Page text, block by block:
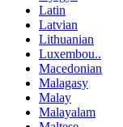
Latin
Latvian
Lithuanian
Luxembou..
Macedonian
Malagasy
Malay
Malayalam